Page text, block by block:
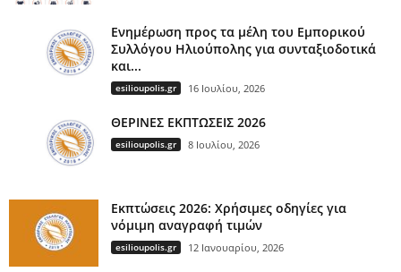
Ενημέρωση προς τα μέλη του Εμπορικού
Συλλόγου Ηλιούπολης για συνταξιοδοτικά
και...
esilioupolis.gr 16 Ιουλίου, 2026
ΘΕΡΙΝΕΣ ΕΚΠΤΩΣΕΙΣ 2026
esilioupolis.gr 8 Ιουλίου, 2026
Εκπτώσεις 2026: Χρήσιμες οδηγίες για
νόμιμη αναγραφή τιμών
esilioupolis.gr 12 Ιανουαρίου, 2026